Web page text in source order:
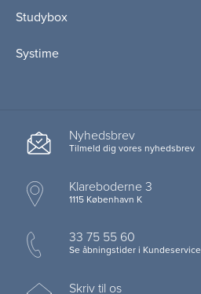
Studybox
Systime
Nyhedsbrev
Tilmeld dig vores nyhedsbrev
Klareboderne 3
1115 København K
33 75 55 60
Se åbningstider i Kundeservice
Skriv til os